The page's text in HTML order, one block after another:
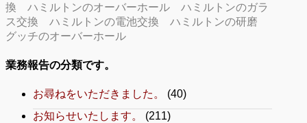
換
ハミルトンのオーバーホール
ハミルトンのガラ
ス交換
ハミルトンの電池交換
ハミルトンの研磨
グッチのオーバーホール
業務報告の分類です。
お尋ねをいただきました。
(40)
お知らせいたします。
(211)